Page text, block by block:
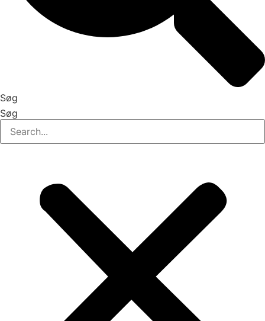
Søg
Søg